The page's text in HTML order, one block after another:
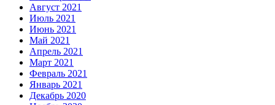
Август 2021
Июль 2021
Июнь 2021
Май 2021
Апрель 2021
Март 2021
Февраль 2021
Январь 2021
Декабрь 2020